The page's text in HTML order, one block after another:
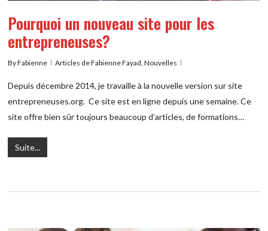
Pourquoi un nouveau site pour les
entrepreneuses?
ByFabienne Articles de Fabienne Fayad,Nouvelles
Depuis décembre 2014, je travaille à la nouvelle version sur site
entrepreneuses.org. Ce site est en ligne depuis une semaine. Ce
site offre bien sûr toujours beaucoup d’articles, de formations…
Suite...